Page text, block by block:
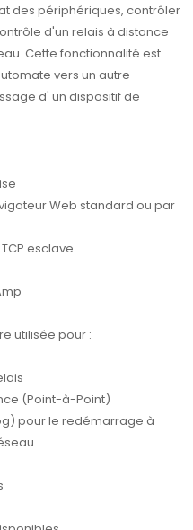
des périphériques, contrôler
d'un relais à distance
Cette fonctionnalité est
vers un autre
d' un dispositif de
Web standard ou par
esclave
utilisée pour :
(Point-à-Point)
pour le redémarrage à